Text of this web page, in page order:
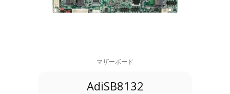
マザーボード
AdiSB8132